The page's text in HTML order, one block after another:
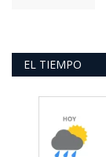
EL TIEMPO